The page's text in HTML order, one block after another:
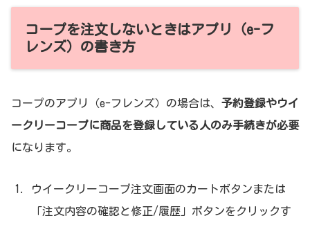
コープを注文しないときはアプリ（e-フ
レンズ）の書き方
コープのアプリ（e-フレンズ）の場合は、 予約登録やウイ
ークリーコープに商品を登録している人のみ手続きが必要
になります。
ウイークリーコープ注文画面のカートボタンまたは
「注文内容の確認と修正/履歴」ボタンをクリックす